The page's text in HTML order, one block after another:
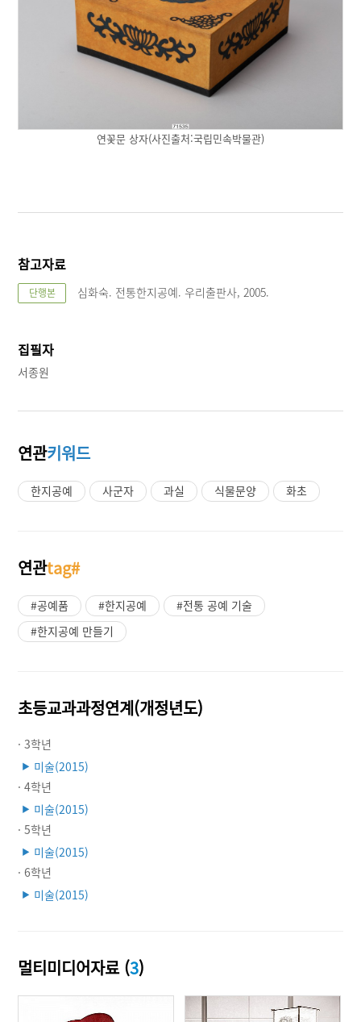
연꽃문 상자(사진출처:국립민속박물관)
참고자료
단행본 심화숙. 전통한지공예. 우리출판사, 2005.
집필자
서종원
연관키워드
한지공예 사군자 과실 식물문양 화초
연관tag#
#공예품 #한지공예
#전통 공예 기술
#한지공예 만들기
초등교과과정연계(개정년도)
· 3학년
▶ 미술(2015)
· 4학년
▶ 미술(2015)
· 5학년
▶ 미술(2015)
· 6학년
▶ 미술(2015)
멀티미디어자료 (3)